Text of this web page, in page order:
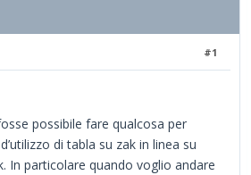
#1
possibile fare qualcosa per
di tabla su zak in linea su
In particolare quando voglio andare